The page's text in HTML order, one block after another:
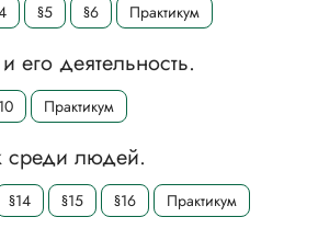
§5 §6 Практикум
его деятельность.
Практикум
среди людей.
§14 §15 §16 Практикум